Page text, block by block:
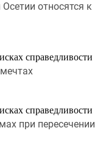
относятся к
справедливости
справедливости
при пересечении